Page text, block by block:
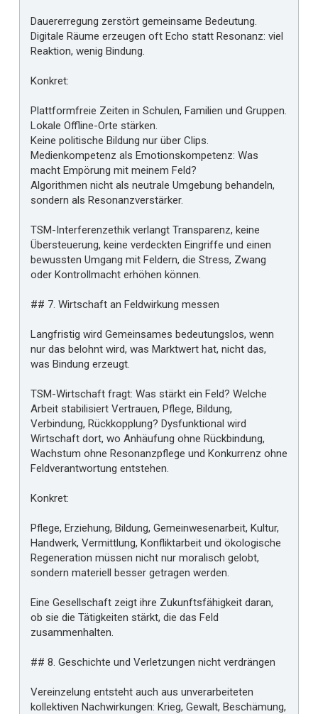
Dauererregung zerstört gemeinsame Bedeutung.
Digitale Räume erzeugen oft Echo statt Resonanz: viel
Reaktion, wenig Bindung.
Konkret:
Plattformfreie Zeiten in Schulen, Familien und Gruppen.
Lokale Offline-Orte stärken.
Keine politische Bildung nur über Clips.
Medienkompetenz als Emotionskompetenz: Was
macht Empörung mit meinem Feld?
Algorithmen nicht als neutrale Umgebung behandeln,
sondern als Resonanzverstärker.
TSM-Interferenzethik verlangt Transparenz, keine
Übersteuerung, keine verdeckten Eingriffe und einen
bewussten Umgang mit Feldern, die Stress, Zwang
oder Kontrollmacht erhöhen können.
## 7. Wirtschaft an Feldwirkung messen
Langfristig wird Gemeinsames bedeutungslos, wenn
nur das belohnt wird, was Marktwert hat, nicht das,
was Bindung erzeugt.
TSM-Wirtschaft fragt: Was stärkt ein Feld? Welche
Arbeit stabilisiert Vertrauen, Pflege, Bildung,
Verbindung, Rückkopplung? Dysfunktional wird
Wirtschaft dort, wo Anhäufung ohne Rückbindung,
Wachstum ohne Resonanzpflege und Konkurrenz ohne
Feldverantwortung entstehen.
Konkret:
Pflege, Erziehung, Bildung, Gemeinwesenarbeit, Kultur,
Handwerk, Vermittlung, Konfliktarbeit und ökologische
Regeneration müssen nicht nur moralisch gelobt,
sondern materiell besser getragen werden.
Eine Gesellschaft zeigt ihre Zukunftsfähigkeit daran,
ob sie die Tätigkeiten stärkt, die das Feld
zusammenhalten.
## 8. Geschichte und Verletzungen nicht verdrängen
Vereinzelung entsteht auch aus unverarbeiteten
kollektiven Nachwirkungen: Krieg, Gewalt, Beschämung,